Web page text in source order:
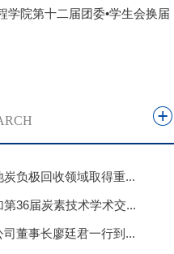
学院第十二届团委•学生会换届
负极回收领域取得重...
36届炭素技术学术交...
董事长廖廷君一行到...